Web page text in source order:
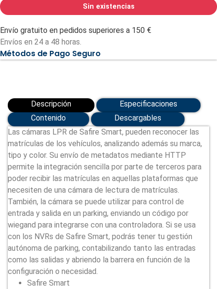
Sin existencias
Envío gratuito en pedidos superiores a 150 €
Envíos en 24 a 48 horas.
Métodos de Pago Seguro
Descripción
Especificaciones
Contenido
Descargables
Las cámaras LPR de Safire Smart, pueden reconocer las
matrículas de los vehículos, analizando además su marca,
tipo y color. Su envío de metadatos mediante HTTP
permite la integración sencilla por parte de terceros para
poder recibir las matrículas en aquellas plataformas que
necesiten de una cámara de lectura de matrículas.
También, la cámara se puede utilizar para control de
entrada y salida en un parking, enviando un código por
wiegand para integrarse con una controladora. Si se usa
con los NVRs de Safire Smart, podrás tener tu gestión
autónoma de parking, contabilizando tanto las entradas
como las salidas y abriendo la barrera en función de la
configuración o necesidad.
Safire Smart